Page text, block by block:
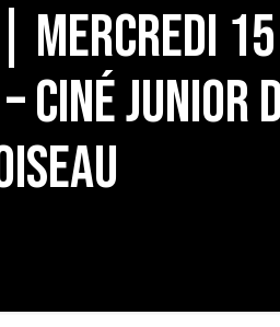
Mercredi
ciné junior